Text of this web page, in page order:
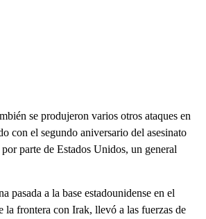
se produjeron varios otros ataques en
con el segundo aniversario del asesinato
parte de Estados Unidos, un general
pasada a la base estadounidense en el
la frontera con Irak, llevó a las fuerzas de